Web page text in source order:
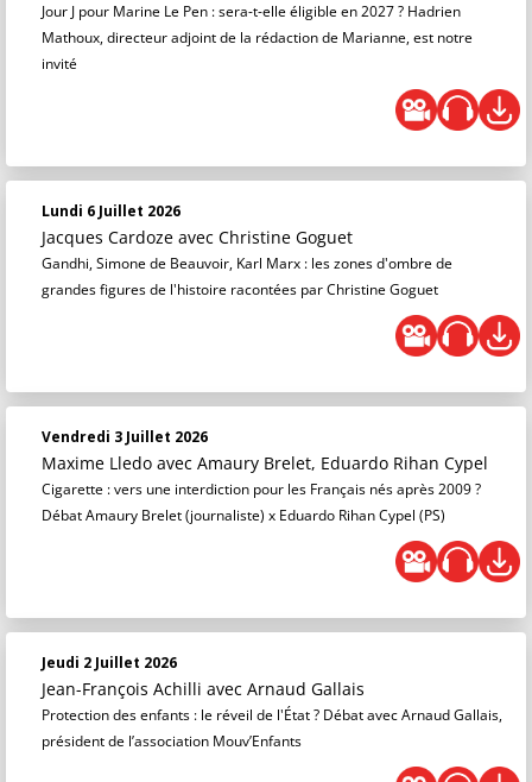
Jour J pour Marine Le Pen : sera-t-elle éligible en 2027 ? Hadrien
Mathoux, directeur adjoint de la rédaction de Marianne, est notre
invité
Lundi 6 Juillet 2026
Jacques Cardoze avec Christine Goguet
Gandhi, Simone de Beauvoir, Karl Marx : les zones d'ombre de
grandes figures de l'histoire racontées par Christine Goguet
Vendredi 3 Juillet 2026
Maxime Lledo avec Amaury Brelet, Eduardo Rihan Cypel
Cigarette : vers une interdiction pour les Français nés après 2009 ?
Débat Amaury Brelet (journaliste) x Eduardo Rihan Cypel (PS)
Jeudi 2 Juillet 2026
Jean-François Achilli avec Arnaud Gallais
Protection des enfants : le réveil de l'État ? Débat avec Arnaud Gallais,
président de l’association Mouv’Enfants